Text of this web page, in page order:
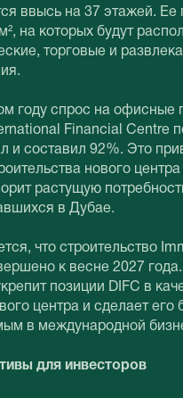
ввысь на 37 этажей. Ее
на которых будут
торговые и
году спрос на офисные
Financial Centre
и составил 92%. Это
нового
растущую
в Дубае.
что строительство
к весне 2027
позиции DIFC в
центра и сделает его
в международной
для инвесторов